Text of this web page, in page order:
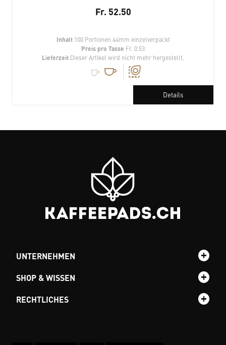
Fr. 52.50
Inhalt 100 Portionen 44mm einzelverpackt
Preis pro Tasse Fr. 0.53
Lieferzeit Dieser Artikel wird nicht mehr hergestellt.
Details
UNTERNEHMEN
SHOP & WISSEN
RECHTLICHES